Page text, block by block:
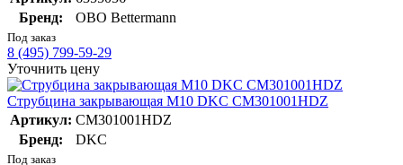
Бренд:
OBO Bettermann
Под заказ
8 (495) 799-59-29
Уточнить цену
Струбцина закрывающая М10 DKC CM301001HDZ
Артикул: CM301001HDZ
Бренд:
DKC
Под заказ